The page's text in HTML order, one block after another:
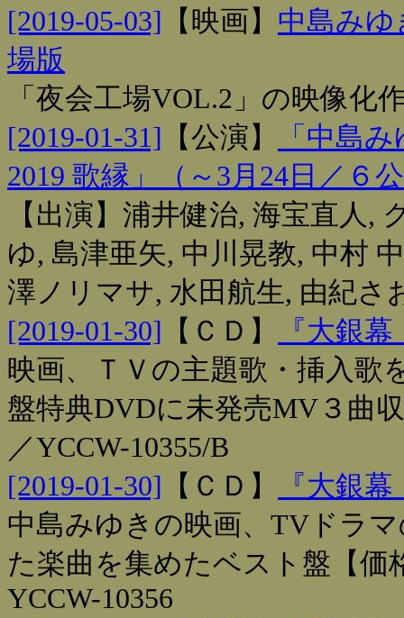
[2019-05-03] 【 映画 】 中島みゆ
場版
「夜会工場VOL.2」の映像化
[2019-01-31] 【公演 】
「中島
2019 歌縁」（～3月24日／６
【出演】浦井健治, 海宝直人,
ゆ, 島津亜矢, 中川晃教, 中村
澤ノリマサ, 水田航生, 由紀さ
[2019-01-30] 【 ＣＤ 】
『大銀
映画、ＴＶの主題歌・挿入歌
盤特典DVDに未発売MV３曲
／YCCW-10355/B
[2019-01-30] 【 ＣＤ 】
『大銀
中島みゆきの映画、TVドラ
た楽曲を集めたベスト盤【価
YCCW-10356